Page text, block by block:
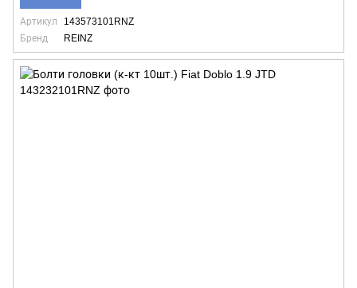
Артикул
143573101RNZ
Бренд
REINZ